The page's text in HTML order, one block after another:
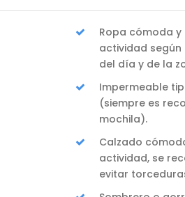
Ropa cómoda
actividad
del día y de la
Impermeable
(siempre es
mochila).
Calzado
actividad, se
evitar